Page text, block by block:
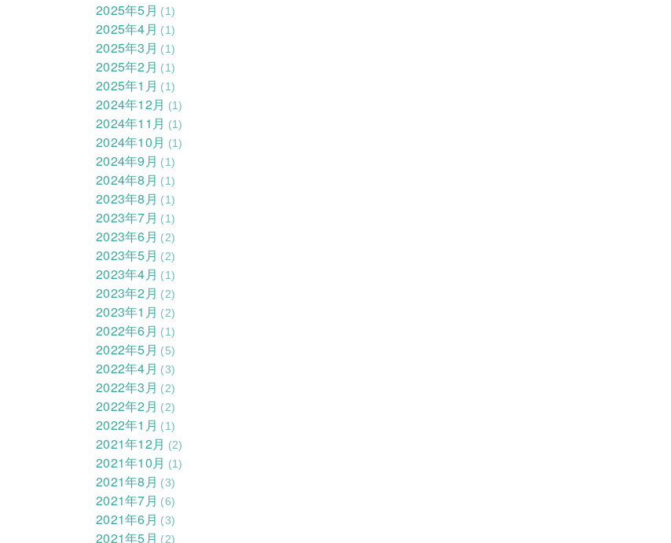
2025年5月 (1)
2025年4月 (1)
2025年3月 (1)
2025年2月 (1)
2025年1月 (1)
2024年12月 (1)
2024年11月 (1)
2024年10月 (1)
2024年9月 (1)
2024年8月 (1)
2023年8月 (1)
2023年7月 (1)
2023年6月 (2)
2023年5月 (2)
2023年4月 (1)
2023年2月 (2)
2023年1月 (2)
2022年6月 (1)
2022年5月 (5)
2022年4月 (3)
2022年3月 (2)
2022年2月 (2)
2022年1月 (1)
2021年12月 (2)
2021年10月 (1)
2021年8月 (3)
2021年7月 (6)
2021年6月 (3)
2021年5月 (2)